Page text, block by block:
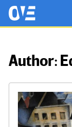
Saltar al contenido
Author: